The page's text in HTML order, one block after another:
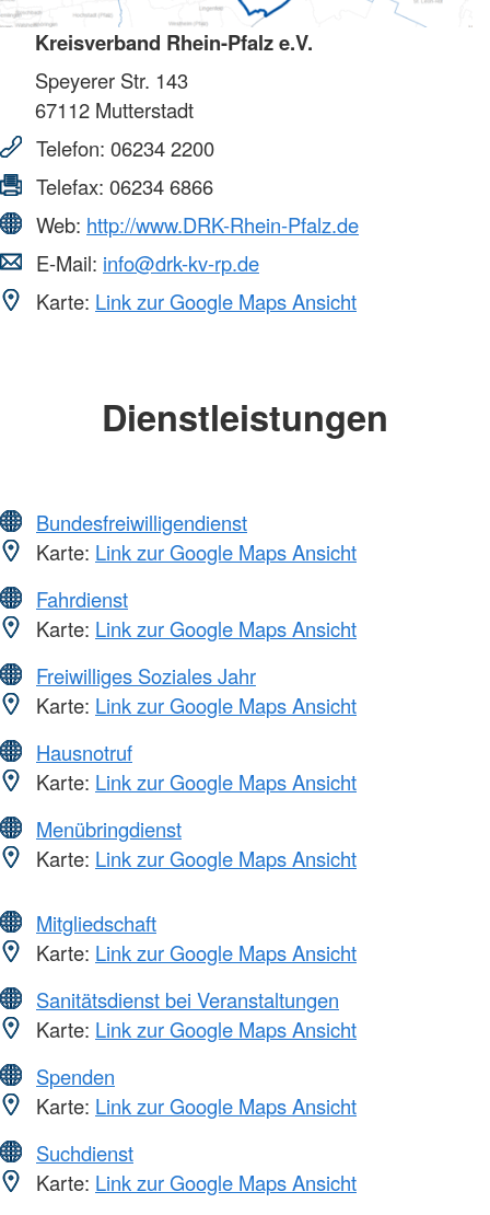
Kreisverband Rhein-Pfalz e.V.
Speyerer Str. 143
67112 Mutterstadt
Telefon: 06234 2200
Telefax: 06234 6866
Web: http://www.DRK-Rhein-Pfalz.de
E-Mail: info@drk-kv-rp.de
Karte: Link zur Google Maps Ansicht
Dienstleistungen
Bundesfreiwilligendienst
Karte: Link zur Google Maps Ansicht
Fahrdienst
Karte: Link zur Google Maps Ansicht
Freiwilliges Soziales Jahr
Karte: Link zur Google Maps Ansicht
Hausnotruf
Karte: Link zur Google Maps Ansicht
Menübringdienst
Karte: Link zur Google Maps Ansicht
Mitgliedschaft
Karte: Link zur Google Maps Ansicht
Sanitätsdienst bei Veranstaltungen
Karte: Link zur Google Maps Ansicht
Spenden
Karte: Link zur Google Maps Ansicht
Suchdienst
Karte: Link zur Google Maps Ansicht